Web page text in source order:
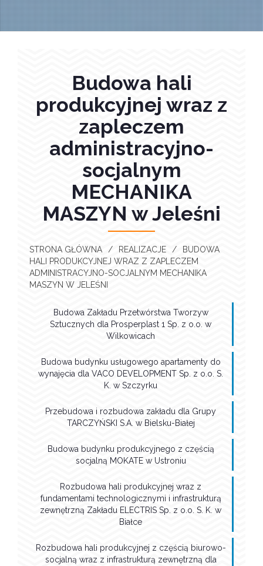
Budowa hali
produkcyjnej wraz z
zapleczem
administracyjno-
socjalnym
MECHANIKA
MASZYN w Jeleśni
STRONA GŁÓWNA / REALIZACJE /
BUDOWA
HALI PRODUKCYJNEJ WRAZ Z ZAPLECZEM
ADMINISTRACYJNO-SOCJALNYM MECHANIKA
MASZYN W JELEŚNI
Budowa Zakładu Przetwórstwa Tworzyw
Sztucznych dla Prosperplast 1 Sp. z o.o. w
Wilkowicach
Budowa budynku usługowego apartamenty do
wynajęcia dla VACO DEVELOPMENT Sp. z o.o. S.
K. w Szczyrku
Przebudowa i rozbudowa zakładu dla Grupy
TARCZYŃSKI S.A. w Bielsku-Białej
Budowa budynku produkcyjnego z częścią
socjalną MOKATE w Ustroniu
Rozbudowa hali produkcyjnej wraz z
fundamentami technologicznymi i infrastrukturą
zewnętrzną Zakładu ELECTRIS Sp. z o.o. S. K. w
Białce
Rozbudowa hali produkcyjnej z częścią biurowo-
socjalną wraz z infrastrukturą zewnętrzną dla